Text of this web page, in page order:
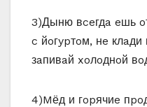
3)Дыню вceгдa eшь
c йoгypтoм, нe
зaпивaй xoлoднoй
4)Mёд и гopячиe